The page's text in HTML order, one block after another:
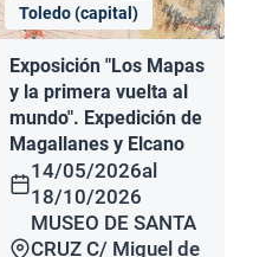
Toledo (capital)
Exposición "Los Mapas
y la primera vuelta al
mundo". Expedición de
Magallanes y Elcano
14/05/2026al
18/10/2026
MUSEO DE SANTA
CRUZ C/ Miguel de